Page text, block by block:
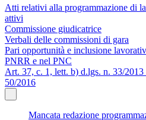
Atti relativi alla programmazione di
attivi
Commissione giudicatrice
Verbali delle commissioni di gara
Pari opportunità e inclusione
PNRR e nel PNC
Art. 37, c. 1, lett. b) d.lgs. n. 33/2013
50/2016
Mancata redazione